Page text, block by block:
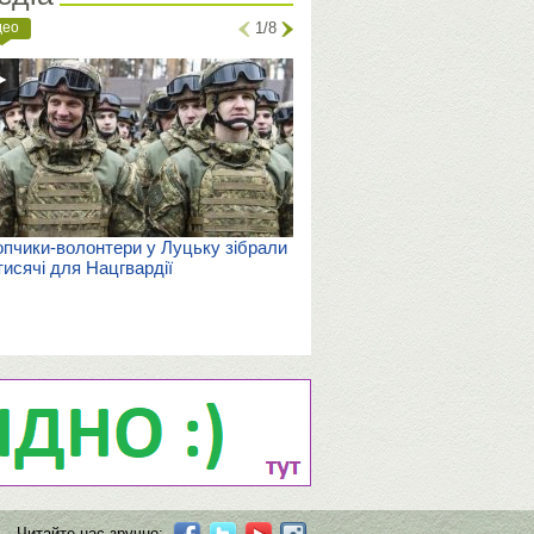
1/8
волонтери у Луцьку зібрали
для Нацгвардії